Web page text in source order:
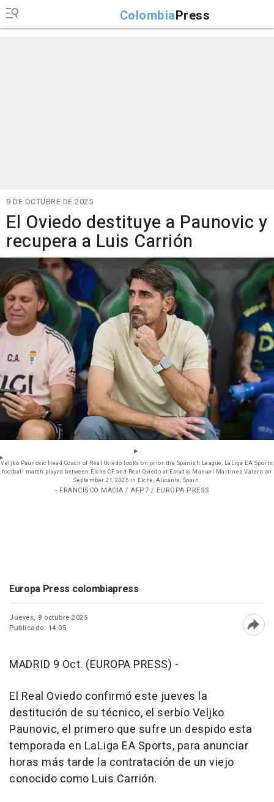
ColombiaPress
9 DE OCTUBRE DE 2025
El Oviedo destituye a Paunovic y
recupera a Luis Carrión
Veljko Paunovic Head Coach of Real Oviedo looks on prior the Spanish League, LaLiga EA Sports,
football match played between Elche CF and Real Oviedo at Estadio Manuel Martinez Valero on
September 21, 2025 in Elche, Alicante, Spain.
- FRANCISCO MACIA / AFP7 / EUROPA PRESS
Europa Press colombiapress
Jueves, 9 octubre 2025
Publicado: 14:05
MADRID 9 Oct. (EUROPA PRESS) -
El Real Oviedo confirmó este jueves la
destitución de su técnico, el serbio Veljko
Paunovic, el primero que sufre un despido esta
temporada en LaLiga EA Sports, para anunciar
horas más tarde la contratación de un viejo
conocido como Luis Carrión.